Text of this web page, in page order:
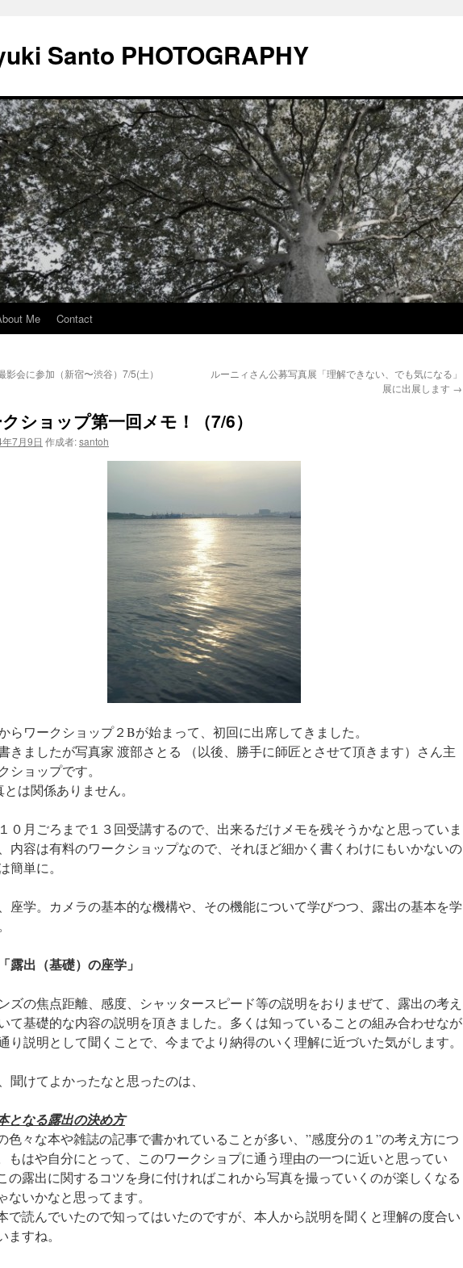
Santo PHOTOGRAPHY
Me Contact
影会に参加（新宿〜渋谷）7/5(土）
ルーニィさん公募写真展「理解できない、でも気になる」
展に出展します →
ショップ第一回メモ！（7/6）
7月9日 作成者:santoh
らワークショップ２Bが始まって、初回に出席してきました。
きましたが写真家 渡部さとる （以後、勝手に師匠とさせて頂きます）さん主
ショップです。
は関係ありません。
０月ごろまで１３回受講するので、出来るだけメモを残そうかなと思っていま
内容は有料のワークショップなので、それほど細かく書くわけにもいかないの
簡単に。
座学。カメラの基本的な機構や、その機能について学びつつ、露出の基本を学
露出（基礎）の座学」
ズの焦点距離、感度、シャッタースピード等の説明をおりまぜて、露出の考え
て基礎的な内容の説明を頂きました。多くは知っていることの組み合わせなが
り説明として聞くことで、今までより納得のいく理解に近づいた気がします。
聞けてよかったなと思ったのは、
となる露出の決め方
色々な本や雑誌の記事で書かれていることが多い、”感度分の１”の考え方につ
もはや自分にとって、このワークショプに通う理由の一つに近いと思ってい
の露出に関するコツを身に付ければこれから写真を撮っていくのが楽しくなる
ないかなと思ってます。
で読んでいたので知ってはいたのですが、本人から説明を聞くと理解の度合い
ますね。